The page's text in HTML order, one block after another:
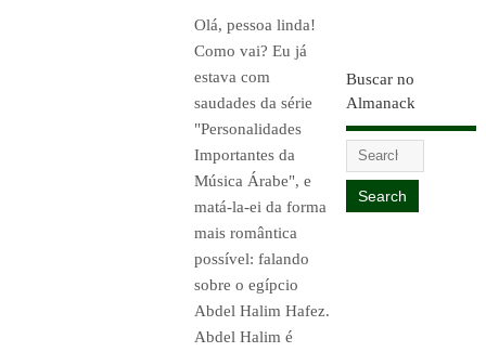
Olá, pessoa linda!
Como vai? Eu já
estava com
saudades da série
"Personalidades
Importantes da
Música Árabe", e
matá-la-ei da forma
mais romântica
possível: falando
sobre o egípcio
Abdel Halim Hafez.
Abdel Halim é
Buscar no
Almanack